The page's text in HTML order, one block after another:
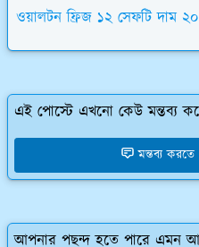
ওয়ালটন ফ্রিজ ১২ সেফটি দাম
এই পোস্টে এখনো কেউ মন্তব্য
মন্তব্য
আপনার পছন্দ হতে পারে এমন